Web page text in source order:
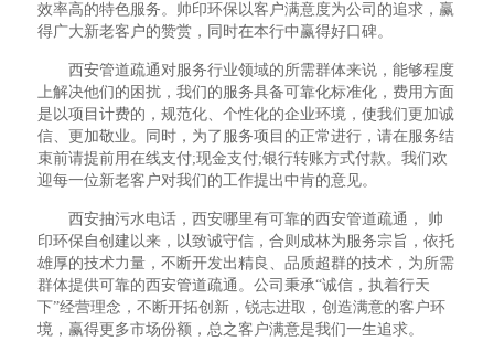
效率高的特色服务。帅印环保以客户满意度为公司的追求，赢
得广大新老客户的赞赏，同时在本行中赢得好口碑。
西安管道疏通对服务行业领域的所需群体来说，能够程度
上解决他们的困扰，我们的服务具备可靠化标准化，费用方面
是以项目计费的，规范化、个性化的企业环境，使我们更加诚
信、更加敬业。同时，为了服务项目的正常进行，请在服务结
束前请提前用在线支付;现金支付;银行转账方式付款。我们欢
迎每一位新老客户对我们的工作提出中肯的意见。
西安抽污水电话，西安哪里有可靠的西安管道疏通， 帅
印环保自创建以来，以致诚守信，合则成林为服务宗旨，依托
雄厚的技术力量，不断开发出精良、品质超群的技术，为所需
群体提供可靠的西安管道疏通。公司秉承“诚信，执着行天
下”经营理念，不断开拓创新，锐志进取，创造满意的客户环
境，赢得更多市场份额，总之客户满意是我们一生追求。